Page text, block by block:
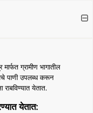
मार्फत ग्रामीण भागातील
पाणी उपलब्ध करून
राबविण्यात येतात.
येतात: